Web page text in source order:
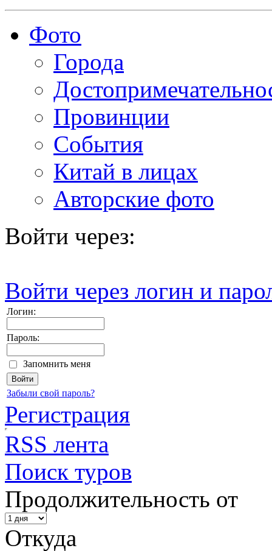
Фото
Города
Провинции
События
Китай в лицах
Авторские фото
Войти через:
Войти через логин и
Логин:
Пароль:
Запомнить меня
Забыли свой пароль?
Регистрация
RSS лента
Поиск туров
Продолжительность от
Откуда